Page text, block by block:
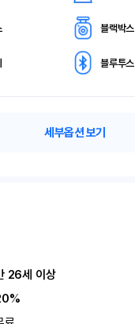
블랙박스
블루투스
세부옵션 보기
26세 이상